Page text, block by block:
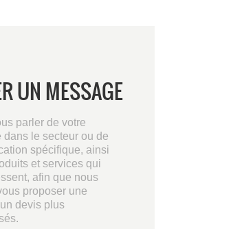
UN MESSAGE
parler de votre
dans le secteur ou de
spécifique, ainsi
et services qui
afin que nous
proposer une
devis plus